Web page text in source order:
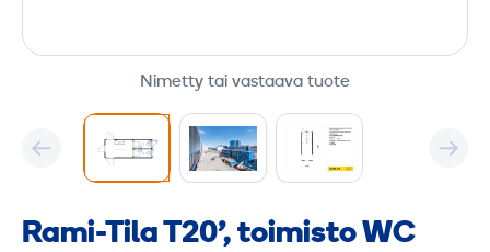
Nimetty tai vastaava tuote
Rami-Tila T20', toimisto WC